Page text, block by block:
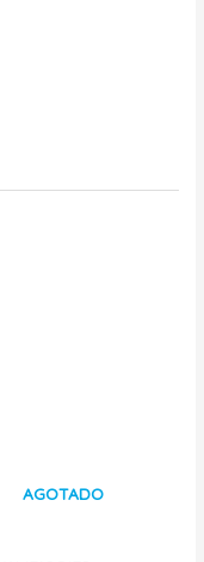
AGOTADO